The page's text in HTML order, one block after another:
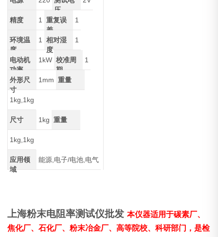
压
精度 1
重复误
差
1
环境温
度
1
相对湿
度
1
电动机
功率
1kW 校准周
期
1
外形尺
寸
1mm 重量
1kg,1kg
尺寸 1kg 重量
1kg,1kg
应用领
域
能源,电子/电池,电气
上海粉末电阻率测试仪批发 本仪器适用于碳素厂、
焦化厂、石化厂、粉末冶金厂、高等院校、科研部门，是检